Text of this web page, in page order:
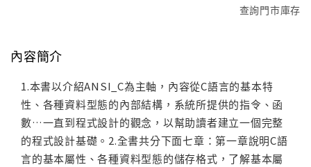
查詢門市庫存
內容簡介
1.本書以介紹ANSI_C為主軸，內容從C語言的基本特
性、各種資料型態的內部結構，系統所提供的指令、函
數…一直到程式設計的觀念，以幫助讀者建立一個完整
的程式設計基礎。2.全書共分下面七章：第一章說明C語
言的基本屬性、各種資料型態的儲存格式，了解基本屬